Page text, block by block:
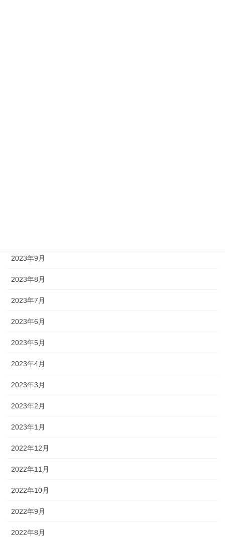
2023年9月
2023年8月
2023年7月
2023年6月
2023年5月
2023年4月
2023年3月
2023年2月
2023年1月
2022年12月
2022年11月
2022年10月
2022年9月
2022年8月